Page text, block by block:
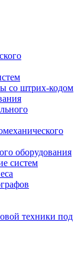
со штрих-кодом
оборудования
систем
техники под